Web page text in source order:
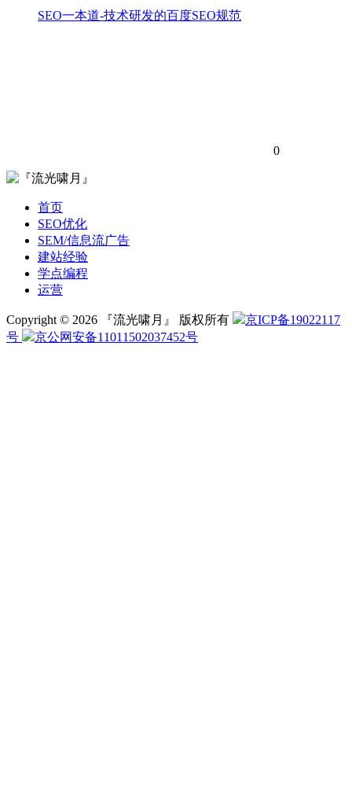
SEO一本道-技术研发的百度SEO规范
0
首页
SEO优化
SEM/信息流广告
建站经验
学点编程
运营
Copyright © 2026 『流光啸月』 版权所有
京ICP备19022117
号
京公网安备11011502037452号